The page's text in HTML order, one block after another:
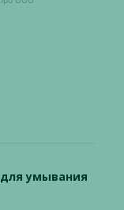
умывания